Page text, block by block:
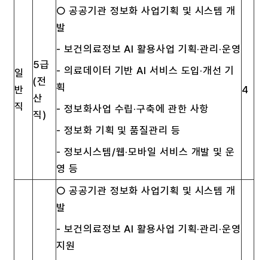
일
반
직
5급
(전
산
직)
○ 공공기관 정보화 사업기획 및 시스템 개
발
- 보건의료정보 AI 활용사업 기획·관리·운영
- 의료데이터 기반 AI 서비스 도입·개선 기
획
- 정보화사업 수립·구축에 관한 사항
- 정보화 기획 및 품질관리 등
- 정보시스템/웹·모바일 서비스 개발 및 운
영 등
4
○ 공공기관 정보화 사업기획 및 시스템 개
발
- 보건의료정보 AI 활용사업 기획·관리·운영
지원